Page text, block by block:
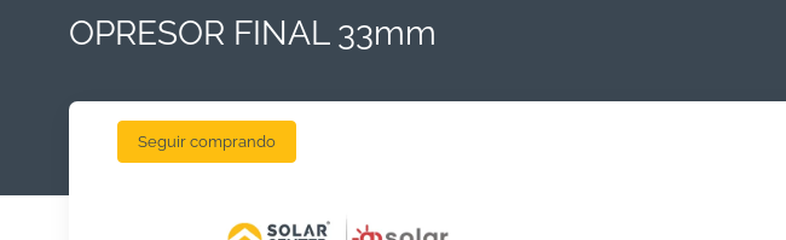
OPRESOR FINAL 33mm
Seguir comprando